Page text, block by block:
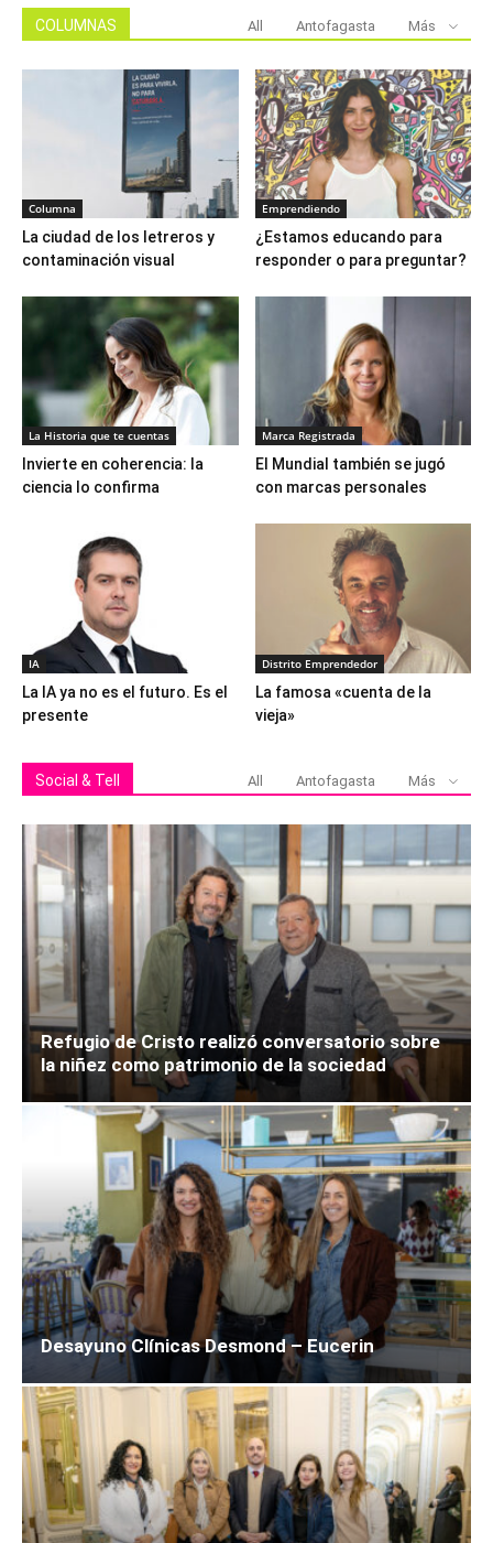
COLUMNAS All Antofagasta Más
Columna
La ciudad de los letreros y
contaminación visual
Emprendiendo
¿Estamos educando para
responder o para preguntar?
La Historia que te cuentas
Invierte en coherencia: la
ciencia lo confirma
Marca Registrada
El Mundial también se jugó
con marcas personales
IA
La IA ya no es el futuro. Es el
presente
Distrito Emprendedor
La famosa «cuenta de la
vieja»
Social & Tell All Antofagasta Más
Refugio de Cristo realizó conversatorio sobre
la niñez como patrimonio de la sociedad
Desayuno Clínicas Desmond – Eucerin